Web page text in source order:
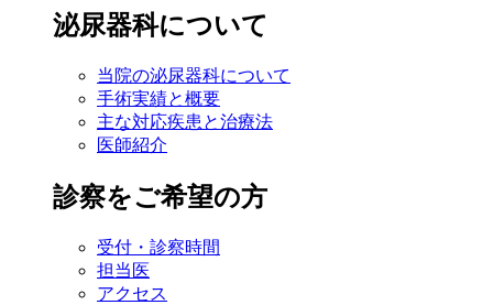
泌尿器科について
当院の泌尿器科について
手術実績と概要
主な対応疾患と治療法
医師紹介
診察をご希望の方
受付・診察時間
担当医
アクセス